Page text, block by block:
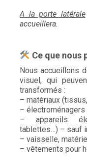
A la porte latérale
accueillera.
Ce que nous
Nous accueillons
visuel, qui
transformés :
– matériaux
–
– appareils
tablettes…) – sauf
– vaisselle,
– vêtements pour